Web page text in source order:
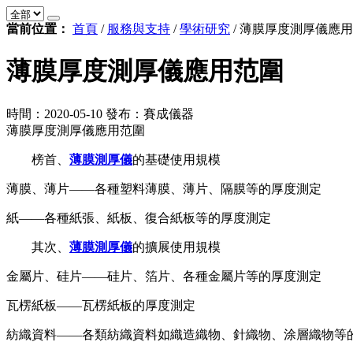
當前位置： 首頁 / 服務與支持 / 學術研究 /薄膜厚度測厚儀應
薄膜厚度測厚儀應用范圍
時間：2020-05-10 發布：賽成儀器
薄膜厚度測厚儀應用范圍
榜首、 薄膜測厚儀的基礎使用規模
薄膜、薄片——各種塑料薄膜、薄片、隔膜等的厚度測定
紙——各種紙張、紙板、復合紙板等的厚度測定
其次、 薄膜測厚儀的擴展使用規模
金屬片、硅片——硅片、箔片、各種金屬片等的厚度測定
瓦楞紙板——瓦楞紙板的厚度測定
紡織資料——各類紡織資料如織造織物、針織物、涂層織物等